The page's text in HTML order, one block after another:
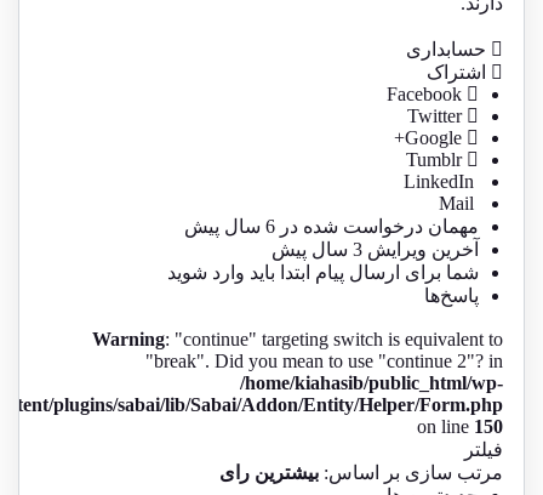
حسابداری
اشتراک
Facebook
Twitter
Google+
Tumblr
مهمان درخواست شده در6 سال پیش
آخرین ویرایش 3 سال پیش
شما برای ارسال پیام ابتدا باید وارد شوید
پاسخ‌ها
Warning: "continue" targeting switch is equivalent to
"break". Did you mean to use "continue 2"? in
/home/kiahasib/public_html/wp-
plugins/sabai/lib/Sabai/Addon/Entity/Helper/Form.php
on line 150
فیلتر
مرتب سازی بر اساس:بیشترین رای